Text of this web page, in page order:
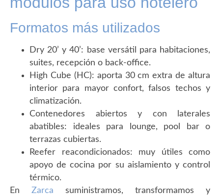
Formatos más utilizados
Dry 20’ y 40’: base versátil para habitaciones,
suites, recepción o back-office.
High Cube (HC): aporta 30 cm extra de altura
interior para mayor confort, falsos techos y
climatización.
Contenedores abiertos y con laterales
abatibles: ideales para lounge, pool bar o
terrazas cubiertas.
Reefer reacondicionados: muy útiles como
apoyo de cocina por su aislamiento y control
térmico.
En Zarca suministramos, transformamos y